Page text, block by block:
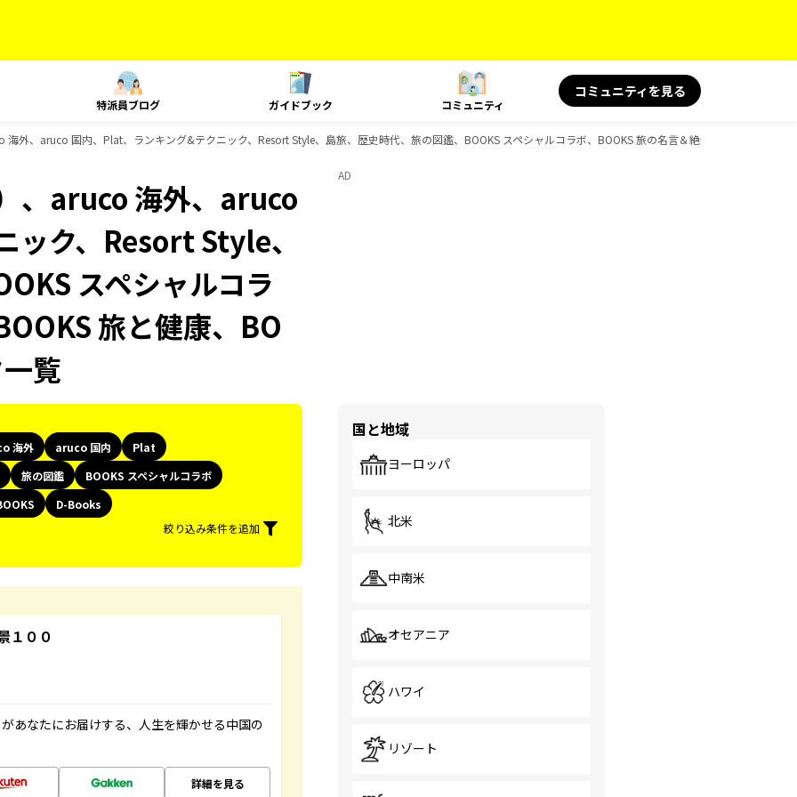
特派員ブログ ガイドブック コミュニティ
コミュニティを見る
外、aruco 国内、Plat、ランキング&テクニック、Resort Style、島旅、歴史時代、旅の図鑑、BOOKS スペシャルコラボ、BOOKS 旅の名言＆絶景、BOOKS 旅と
、aruco 海外、aruco
ク、Resort Style、
スペシャルコラ
旅と健康、BO
覧
海外 aruco 国内
Plat
旅の図鑑
BOOKS スペシャルコラボ
D-Books
絞り込み条件を追加
１００
あなたにお届けする、人生を輝かせる中国の
詳細を見る
AD
国と地域
ヨーロッパ
北米
中南米
オセアニア
ハワイ
リゾート